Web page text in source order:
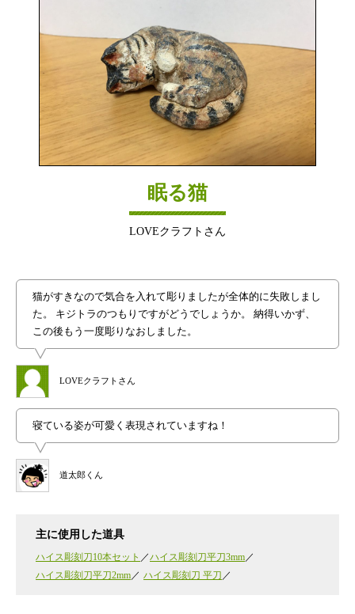
眠る猫
LOVEクラフトさん
LOVEクラフトさん
猫がすきなので気合を入れて彫りましたが全体的に失敗しまし
た。 キジトラのつもりですがどうでしょうか。 納得いかず、
この後もう一度彫りなおしました。
道太郎くん
寝ている姿が可愛く表現されていますね！
主に使用した道具
ハイス彫刻刀10本セット
ハイス彫刻刀平刀3mm
ハイス彫刻刀平刀2mm
ハイス彫刻刀 平刀